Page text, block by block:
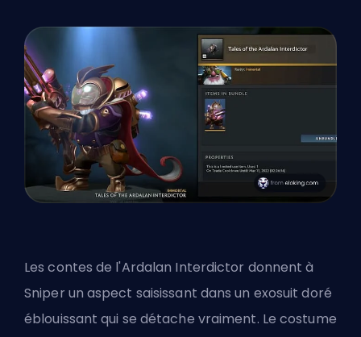
Les contes de l'Ardalan Interdictor donnent à
Sniper un aspect saisissant dans un exosuit doré
éblouissant qui se détache vraiment. Le costume